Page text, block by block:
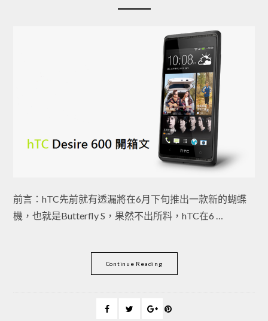
前言：hTC先前就有透漏將在6月下旬推出一款新的蝴蝶
機，也就是Butterfly S，果然不出所料，hTC在6 …
Continue Reading